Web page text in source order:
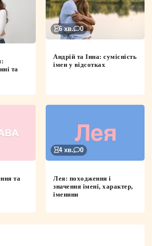
та
6 хв. 0
Андрій та Інна: сумісність
імен у відсотках
та
4 хв. 0
Лея: походження і
значення імені, характер,
іменини